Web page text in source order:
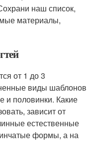
наш список,
материалы,
от 1 до 3
виды шаблонов
половинки. Какие
зависит от
естественные
формы, а на